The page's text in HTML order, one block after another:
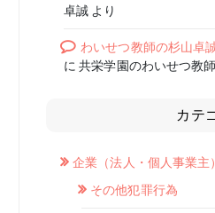
卓誠 より
わいせつ教師の杉山卓
に共栄学園のわいせつ教
カテ
企業（法人・個人事業主）
その他犯罪行為